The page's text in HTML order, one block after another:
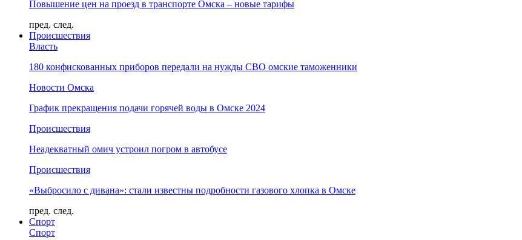
Повышение цен на проезд в транспорте Омска – новые тарифы
пред. след.
Происшествия
Власть
180 конфискованных приборов передали на нужды СВО омские таможенники
Новости Омска
График прекращения подачи горячей воды в Омске 2024
Происшествия
Неадекватный омич устроил погром в автобусе
Происшествия
«Выбросило с дивана»: стали известны подробности газового хлопка в Омске
пред. след.
Спорт
Спорт